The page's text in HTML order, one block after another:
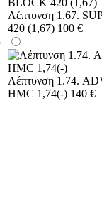
Λέπτυνση 1.67.
420 (1,67) 100 €
Λέπτυνση 1.74.
HMC 1,74(-) 140 €